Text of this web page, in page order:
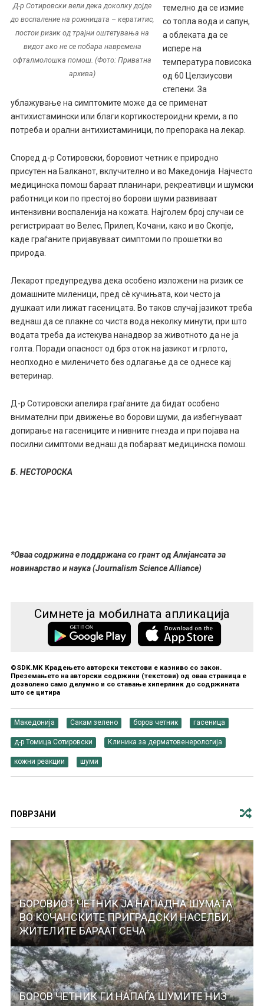
Д-р Сотировски вели дека доколку дојде
до воспаление на рожницата – кератитис,
постои ризик од трајни оштетувања на
видот ако не се побара навремена
офталмолошка помош. (Фото: Приватна
архива)
темелно да се измие
со топла вода и сапун,
а облеката да се
испере на
температура повисока
од 60 Целзиусови
степени. За
ублажување на симптомите може да се применат
антихистамински или благи кортикостероидни креми, а по
потреба и орални антихистаминици, по препорака на лекар.
Според д-р Сотировски, боровиот четник е природно
присутен на Балканот, вклучително и во Македонија. Најчесто
медицинска помош бараат планинари, рекреативци и шумски
работници кои по престој во борови шуми развиваат
интензивни воспаленија на кожата. Најголем број случаи се
регистрираат во Велес, Прилеп, Кочани, како и во Скопје,
каде граѓаните пријавуваат симптоми по прошетки во
природа.
Лекарот предупредува дека особено изложени на ризик се
домашните миленици, пред сè кучињата, кои често ја
душкаат или лижат гасеницата. Во таков случај јазикот треба
веднаш да се плакне со чиста вода неколку минути, при што
водата треба да истекува нанадвор за животното да не ја
голта. Поради опасност од брз оток на јазикот и грлото,
неопходно е миленичето без одлагање да се однесе кај
ветеринар.
Д-р Сотировски апелира граѓаните да бидат особено
внимателни при движење во борови шуми, да избегнуваат
допирање на гасениците и нивните гнезда и при појава на
посилни симптоми веднаш да побараат медицинска помош.
Б. НЕСТОРОСКА
*Оваа содржина е поддржана со грант од Алијансата за
новинарство и наука (Journalism Science Alliance)
Симнете ја мобилната апликација
©SDK.MK Крадењето авторски текстови е казниво со закон.
Преземањето на авторски содржини (текстови) од оваа страница е
дозволено само делумно и со ставање хиперлинк до содржината
што се цитира
Македонија Сакам зелено боров четник гасеница
д-р Томица Сотировски Клиника за дерматовенерологија
кожни реакции шуми
ПОВРЗАНИ
БОРОВИОТ ЧЕТНИК ЈА НАПАДНА ШУМАТА
ВО КОЧАНСКИТЕ ПРИГРАДСКИ НАСЕЛБИ,
ЖИТЕЛИТЕ БАРААТ СЕЧА
БОРОВ ЧЕТНИК ГИ НАПАЃА ШУМИТЕ НИЗ